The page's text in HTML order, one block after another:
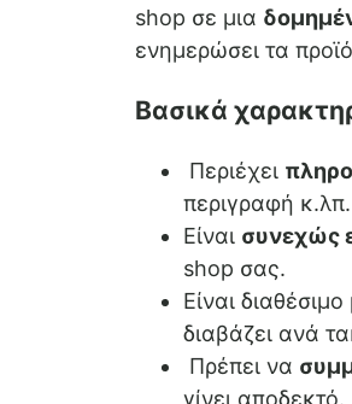
shop σε μια
ενημερώσει τα
Βασικά
Περιέχει
περιγραφή κ.λπ.
Είναι συνεχώς
shop σας.
Είναι
διαβάζει ανά
Πρέπει να
γίνει αποδεκτό.